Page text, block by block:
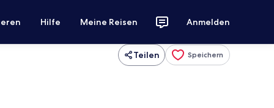
Hilfe Meine Reisen Anmelden
Teilen Speichern